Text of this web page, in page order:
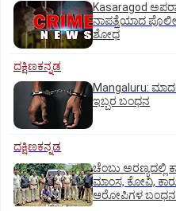
Kasaragod
ನಾಪತ್ತೆಯಾದ
ಶೋಧ
ದಕ್ಷಿಣಕನ್ನಡ
Mangaluru:
ಇಬ್ಬರ ಬಂಧನ
ದಕ್ಷಿಣಕನ್ನಡ
ಚೆಂಬು ಅರಣ್ಯದಲ್ಲಿ
ಮಾಂಸ, ಕೋವಿ,
ಆರೋಪಿಗಳ ಬಂಧನ